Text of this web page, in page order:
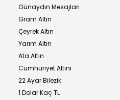
Günaydın Mesajları
Gram Altın
Çeyrek Altın
Yarım Altın
Ata Altın
Cumhuriyet Altını
22 Ayar Bilezik
1 Dolar Kaç TL